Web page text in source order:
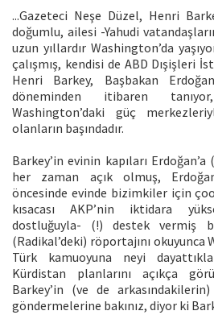
...Gazeteci Neşe Düzel, Henri
doğumlu, ailesi -Yahudi
uzun yıllardır Washington’da
çalışmış, kendisi de ABD Dışişleri
Henri Barkey, Başbakan
döneminden itibaren
Washington’daki güç
olanların başındadır.
Barkey’in evinin kapıları Erdoğan’a
her zaman açık olmuş,
öncesinde evinde bizimkiler için
kısacası AKP’nin iktidara
dostluğuyla- (!) destek vermiş
(Radikal’deki) röportajını
Türk kamuoyuna neyi
Kürdistan planlarını açıkça
Barkey’in (ve de
göndermelerine bakınız, diyor ki